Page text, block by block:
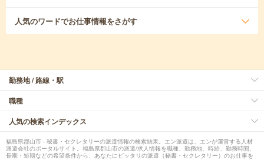
人気のワードでお仕事情報をさがす
勤務地 / 路線・駅
職種
人気の検索インデックス
福島県郡山市 - 秘書・セクレタリーの派遣情報の検索結果。エン派遣は、エンが運営する人材
派遣会社のポータルサイト。福島県郡山市の派遣/求人情報を職種、勤務地、時給、勤務時間、
長期・短期などの希望条件から、あなたにピッタリの派遣（秘書・セクレタリー）のお仕事を